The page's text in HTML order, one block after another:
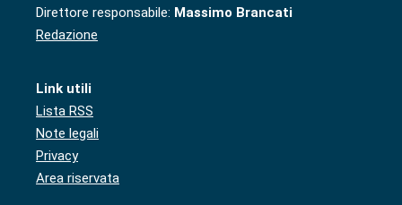
Direttore responsabile: Massimo Brancati
Redazione
Link utili
Lista RSS
Note legali
Privacy
Area riservata